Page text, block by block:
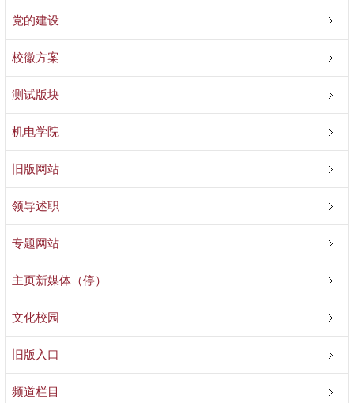
党的建设
校徽方案
测试版块
机电学院
旧版网站
领导述职
专题网站
主页新媒体（停）
文化校园
旧版入口
频道栏目